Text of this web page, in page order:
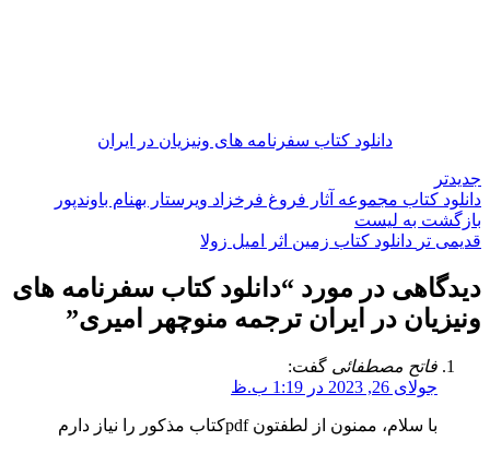
دانلود کتاب سفرنامه های ونیزیان در ایران
جدیدتر
دانلود کتاب مجموعه آثار فروغ فرخزاد ویرستار بهنام باوندپور
بازگشت به لیست
قدیمی تر دانلود کتاب زمین اثر امیل زولا
دیدگاهی در مورد “دانلود کتاب سفرنامه های
ونیزیان در ایران ترجمه منوچهر امیری”
فاتح مصطفائی گفت:
جولای 26, 2023 در 1:19 ب.ظ
با سلام، ممنون از لطفتون pdfکتاب مذکور را نیاز دارم